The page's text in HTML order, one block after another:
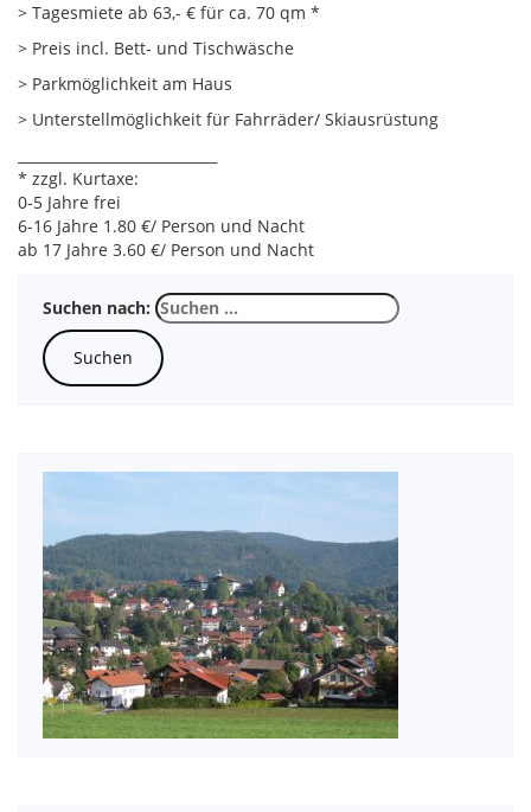
> Tagesmiete ab 63,- € für ca. 70 qm *
> Preis incl. Bett- und Tischwäsche
> Parkmöglichkeit am Haus
> Unterstellmöglichkeit für Fahrräder/ Skiausrüstung
* zzgl. Kurtaxe:
0-5 Jahre frei
6-16 Jahre 1.80 €/ Person und Nacht
ab 17 Jahre 3.60 €/ Person und Nacht
Suchen nach: